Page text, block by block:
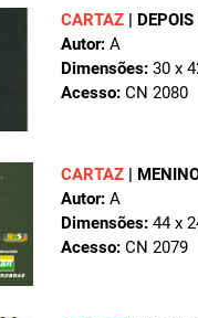
CARTAZ
Autor: A
Dimensões: 30 x
Acesso: CN 2080
CARTAZ
Autor: A
Dimensões: 44 x
Acesso: CN 2079